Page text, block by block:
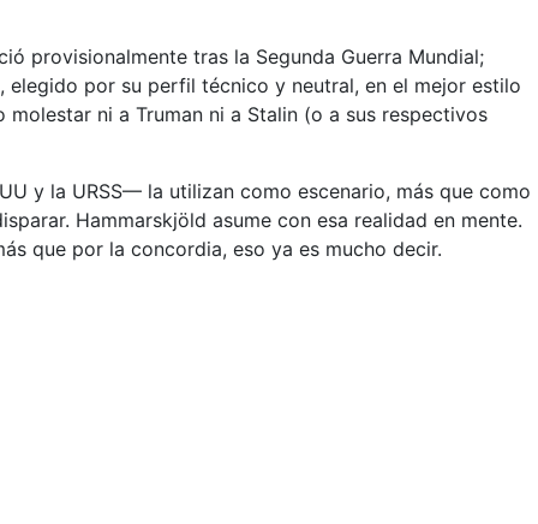
provisionalmente tras la Segunda Guerra Mundial;
por su perfil técnico y neutral, en el mejor estilo
ni a Truman ni a Stalin (o a sus respectivos
y la URSS— la utilizan como escenario, más que como
Hammarskjöld asume con esa realidad en mente.
que por la concordia, eso ya es mucho decir.